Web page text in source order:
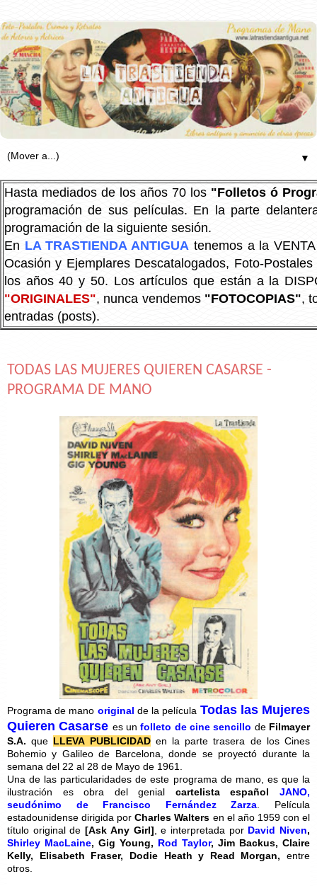
▼
Hasta mediados de los años 70 los "Folletos ó
programación de sus películas. En la parte
programación de la siguiente sesión.
En LA TRASTIENDA ANTIGUA tenemos a la
Ocasión y Ejemplares Descatalogados, Foto-
los años 40 y 50. Los artículos que están a la
"ORIGINALES", nunca vendemos "FOTOCOPIAS",
entradas (posts).
TODAS LAS MUJERES QUIEREN CASARSE -
PROGRAMA DE MANO
Programa de mano original de la película Todas las Mujeres
Quieren Casarse es unfolleto de cine sencillo de Filmayer
S.A.que LLEVA PUBLICIDADen la parte trasera de los Cines
Bohemio y Galileo de Barcelona, donde se proyectó durante la
semana del 22 al 28 de Mayo de 1961.
Una de las particularidades de este programa de mano, es que la
ilustración es obra del genial cartelista españolJANO,
seudónimo de Francisco Fernández Zarza . Película
estadounidense dirigida porCharles Walters en el año 1959 con el
título original de [Ask Any Girl] , e interpretada por David Niven,
Shirley MacLaine, Gig Young, Rod Taylor, Jim Backus, Claire
Kelly, Elisabeth Fraser, Dodie Heath y Read Morgan, entre
otros.